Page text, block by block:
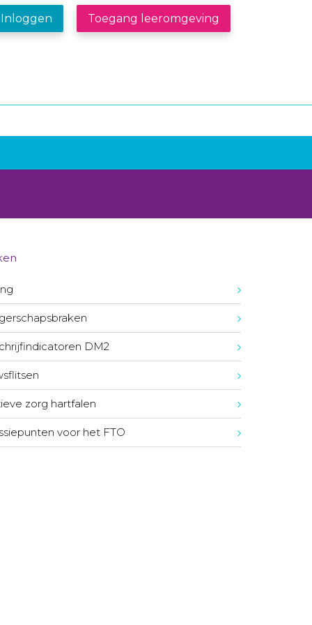
Inloggen Toegang leeromgeving
DM2
zorg hartfalen
voor het FTO